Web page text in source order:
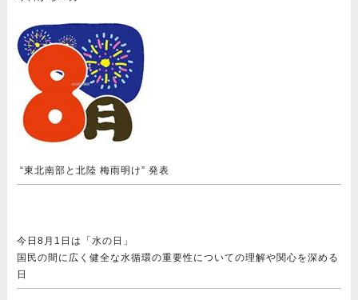
“東北南部と北陸 梅雨明け” 発表
今日8月1日は「水の日」
国民の間に広く健全な水循環の重要性についての理解や関心を深める
日